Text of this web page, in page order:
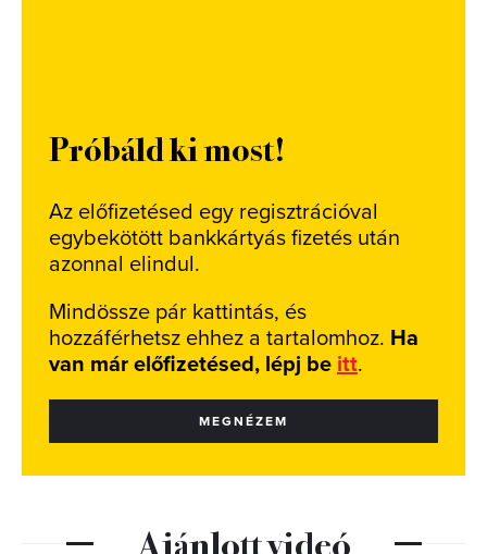
Próbáld ki most!
Az előfizetésed egy regisztrációval
egybekötött bankkártyás fizetés után
azonnal elindul.
Mindössze pár kattintás, és
hozzáférhetsz ehhez a tartalomhoz. Ha
van már előfizetésed, lépj be itt.
MEGNÉZEM
Ajánlott videó